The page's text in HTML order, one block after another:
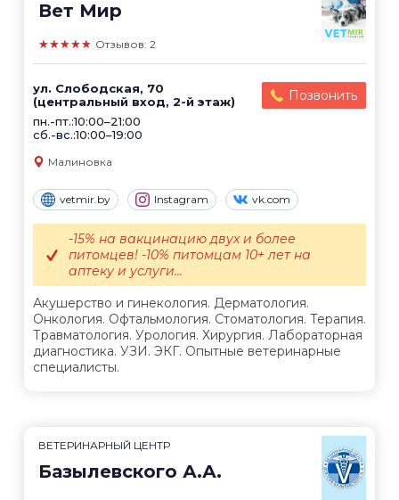
Вет Мир
★★★★★ Отзывов: 2
ул. Слободская, 70
(центральный вход, 2-й этаж)
пн.-пт.:10:00–21:00
сб.-вс.:10:00–19:00
Позвонить
Малиновка
vetmir.by Instagram vk.com
Акушерство и гинекология. Дерматология.
Онкология. Офтальмология. Стоматология. Терапия.
Травматология. Урология. Хирургия. Лабораторная
диагностика. УЗИ. ЭКГ. Опытные ветеринарные
специалисты.
-15% на вакцинацию двух и более
питомцев! -10% питомцам 10+ лет на
аптеку и услуги...
ВЕТЕРИНАРНЫЙ ЦЕНТР
Базылевского А.А.